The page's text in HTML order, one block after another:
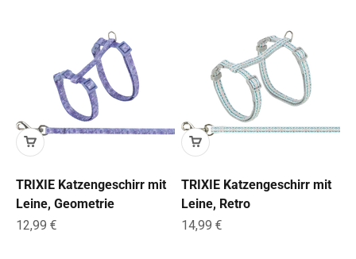
TRIXIE Katzengeschirr mit
Leine, Geometrie
Angebot
12,99 €
TRIXIE Katzengeschirr mit
Leine, Retro
Angebot
14,99 €